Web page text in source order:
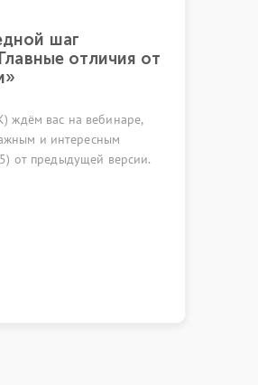
отличия от
на вебинаре,
версии.